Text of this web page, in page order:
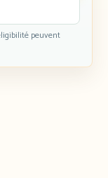
peuvent